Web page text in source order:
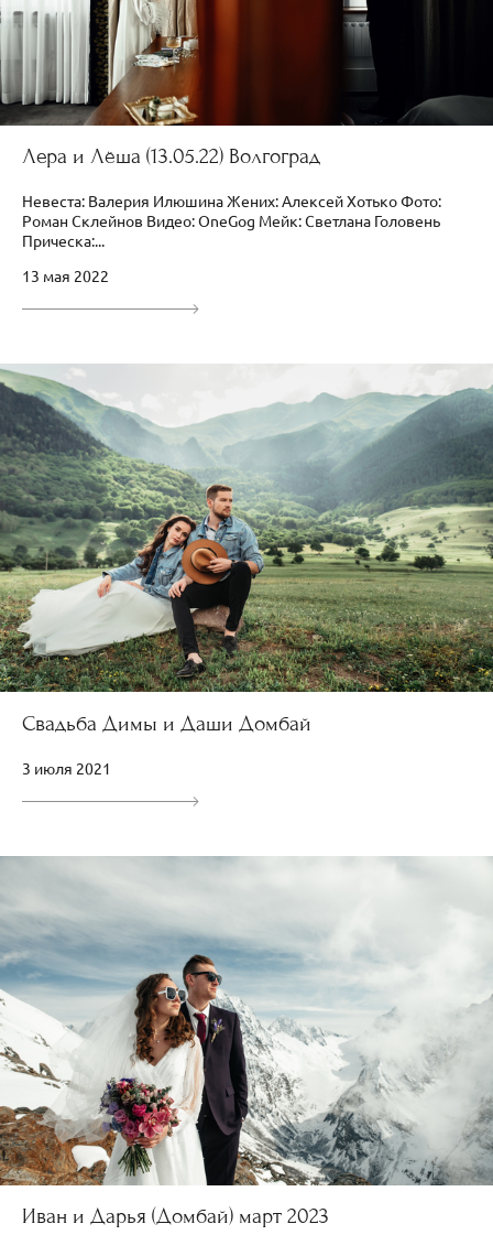
Лера и Лёша (13.05.22) Волгоград
Невеста: Валерия Илюшина Жених: Алексей Хотько Фото:
Роман Склейнов Видео: OneGog Мейк: Светлана Головень
Прическа:...
13 мая 2022
Свадьба Димы и Даши Домбай
3 июля 2021
Иван и Дарья (Домбай) март 2023